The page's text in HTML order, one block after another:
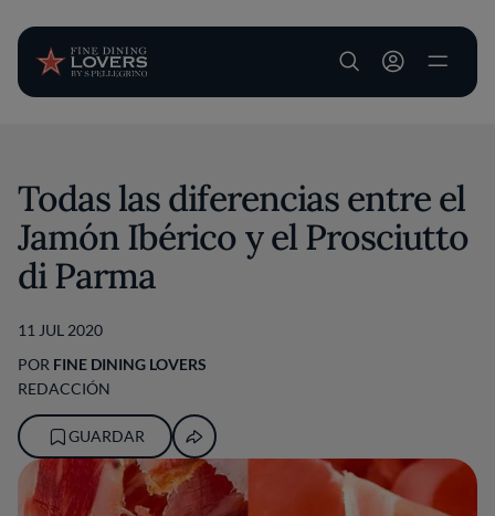
User account
Todas las diferencias entre el
Jamón Ibérico y el Prosciutto
di Parma
11 JUL 2020
POR FINE DINING LOVERS
REDACCIÓN
GUARDAR